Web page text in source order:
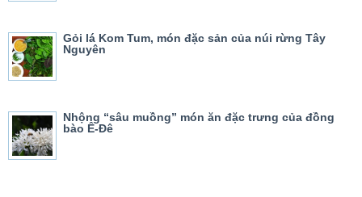
Gỏi lá Kom Tum, món đặc sản của núi rừng Tây
Nguyên
Nhộng “sâu muồng” món ăn đặc trưng của đồng
bào Ê-Đê